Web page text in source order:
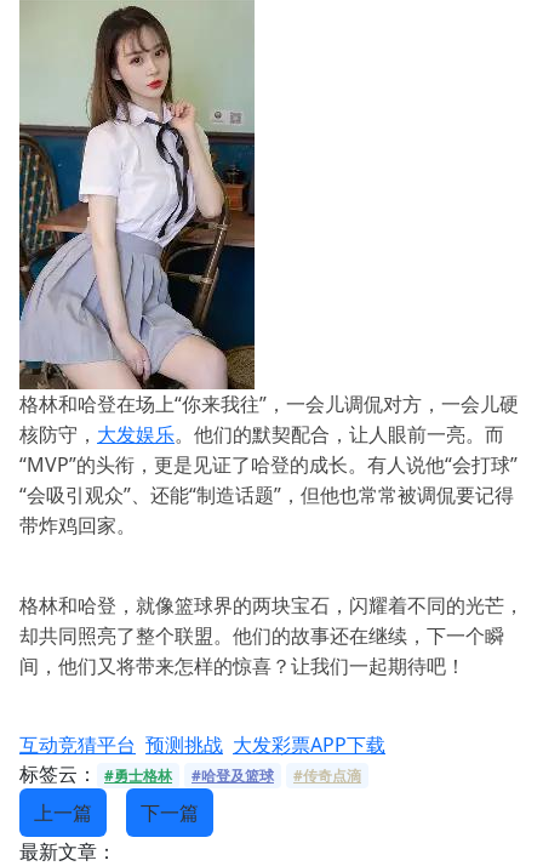
格林和哈登在场上“你来我往”，一会儿调侃对方，一会儿硬
核防守， 大发娱乐。他们的默契配合，让人眼前一亮。而
“MVP”的头衔，更是见证了哈登的成长。有人说他“会打球”
“会吸引观众”、还能“制造话题”，但他也常常被调侃要记得
带炸鸡回家。
格林和哈登，就像篮球界的两块宝石，闪耀着不同的光芒，
却共同照亮了整个联盟。他们的故事还在继续，下一个瞬
间，他们又将带来怎样的惊喜？让我们一起期待吧！
互动竞猜平台 预测挑战 大发彩票APP下载
标签云：
#勇士格林 #哈登及篮球 #传奇点滴
上一篇
下一篇
最新文章：